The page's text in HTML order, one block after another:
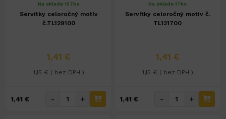
Na sklade 157ks
Servítky celoročný motív
č.TL129100
1,41 €
1,15 € ( bez DPH )
1,41 € - +
Na sklade 17ks
Servítky celoročný motív č.
TL121700
1,41 €
1,15 € ( bez DPH )
1,41 € - +